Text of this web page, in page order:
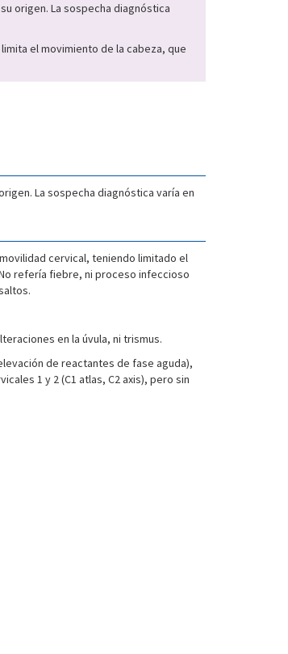
origen. La sospecha diagnóstica
el movimiento de la cabeza, que
La sospecha diagnóstica varía en
cervical, teniendo limitado el
refería fiebre, ni proceso infeccioso
en la úvula, ni trismus.
de reactantes de fase aguda),
1 y 2 (C1 atlas, C2 axis), pero sin